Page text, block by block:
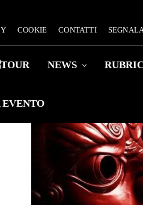
COOKIE CONTATTI
TOUR NEWS
EVENTO